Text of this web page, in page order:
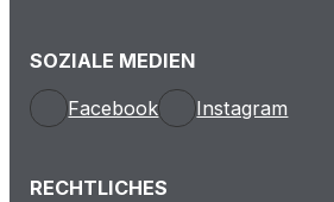
SOZIALE MEDIEN
Facebook
Instagram
RECHTLICHES